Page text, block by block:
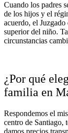
Cuando los padres
de los hijos y el
acuerdo, el
superior del niño.
circunstancias
¿Por qué
familia en
Respondemos el
centro de Santiago,
damos precios